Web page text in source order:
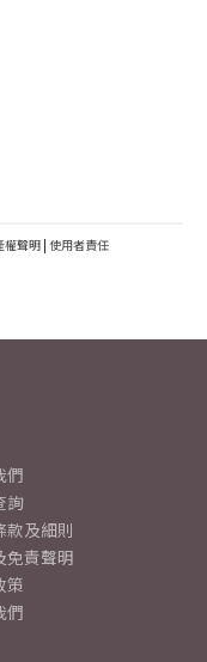
權聲明 | 使用者責任
們
詢
款及細則
免責聲明
策
們